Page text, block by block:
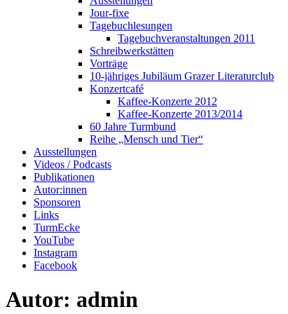
Jour-fixe
Tagebuchlesungen
Tagebuchveranstaltungen 2011
Schreibwerkstätten
Vorträge
10-jähriges Jubiläum Grazer Literaturclub
Konzertcafé
Kaffee-Konzerte 2012
Kaffee-Konzerte 2013/2014
60 Jahre Turmbund
Reihe „Mensch und Tier“
Ausstellungen
Videos / Podcasts
Publikationen
Autor:innen
Sponsoren
Links
TurmEcke
YouTube
Instagram
Facebook
Autor: admin